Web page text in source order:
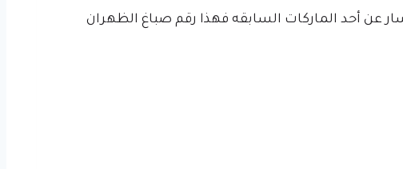
عن أحد الماركات السابقه فهذا رقم صباغ الظهران